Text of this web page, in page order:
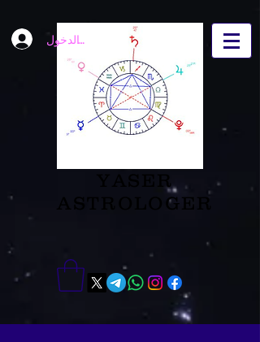
تسجيل الدخول
YASER
ASTROLOGER